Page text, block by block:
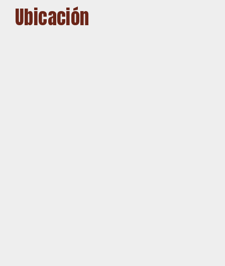
Ubicación